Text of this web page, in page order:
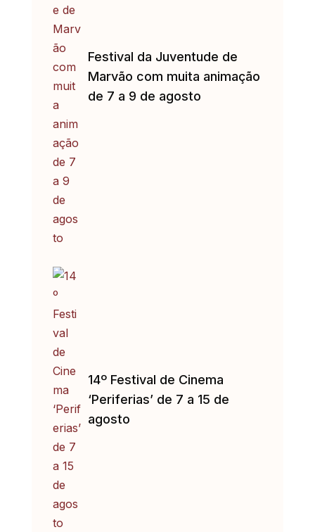
Festival da Juventude de
Marvão com muita animação
de 7 a 9 de agosto
14º Festival de Cinema
‘Periferias’ de 7 a 15 de
agosto